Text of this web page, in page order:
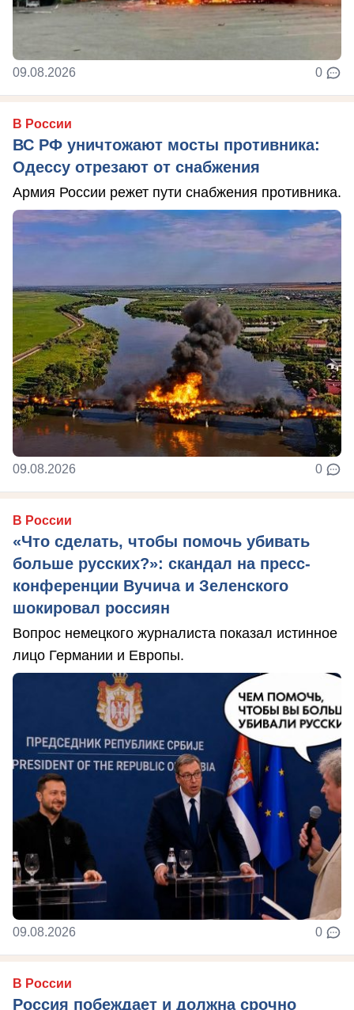
09.08.2026 0
В России
ВС РФ уничтожают мосты противника:
Одессу отрезают от снабжения
Армия России режет пути снабжения противника.
09.08.2026 0
В России
«Что сделать, чтобы помочь убивать
больше русских?»: скандал на пресс-
конференции Вучича и Зеленского
шокировал россиян
Вопрос немецкого журналиста показал истинное
лицо Германии и Европы.
09.08.2026 0
В России
Россия побеждает и должна срочно